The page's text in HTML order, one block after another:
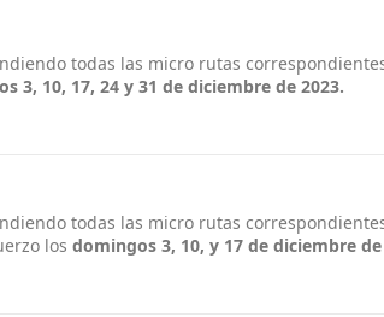
todas las micro rutas
3, 10, 17, 24 y 31 de diciembre de 2023.
todas las micro rutas
los domingos 3, 10, y 17 de diciembre